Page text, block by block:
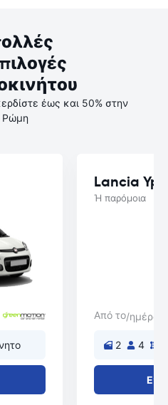
έως και 50% στην
Ρώμη
Lancia
Ή παρόμοια
Από το/ημέρα
2 4